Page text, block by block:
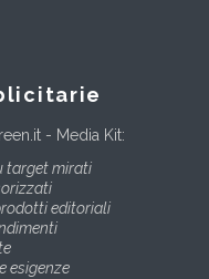
- Media Kit:
target mirati
editoriali
esigenze